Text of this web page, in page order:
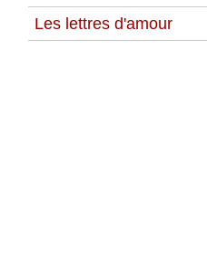
Les lettres d'amour